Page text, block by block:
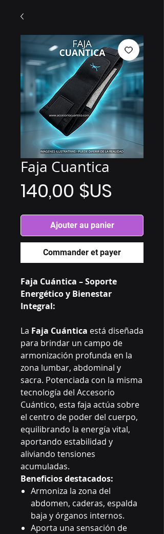
Faja Cuantica
140,00 $US
Ajouter au panier
Commander et payer
Faja Cuántica – Soporte
Energético y Bienestar
Integral:
La Faja Cuántica está diseñada
para brindar un campo de
armonización profunda en la
zona lumbar, abdominal y
sacra. Potenciada con la misma
tecnología del Accesorio
Cuántico, esta faja actúa sobre
el centro de poder del cuerpo,
equilibrando la energía vital,
aportando estabilidad y
aliviando tensiones
acumuladas.
Beneficios destacados:
Armoniza la zona del
abdomen, caderas, espalda
baja y órganos internos.
Aporta una sensación de